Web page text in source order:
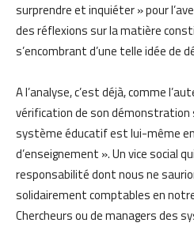
surprendre et inquiéter » pour
des réflexions sur la matière
s’encombrant d’une telle idée de
A l’analyse, c’est déjà, comme
vérification de son démonstration
système éducatif est lui-même
d’enseignement ». Un vice social
responsabilité dont nous ne
solidairement comptables en
Chercheurs ou de managers des